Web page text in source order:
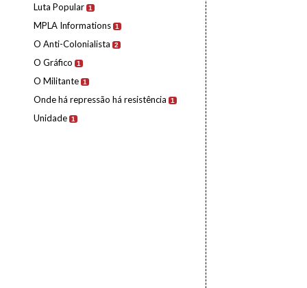
Luta Popular 1
MPLA Informations 1
O Anti-Colonialista 2
O Gráfico 1
O Militante 1
Onde há repressão há resistência 1
Unidade 1